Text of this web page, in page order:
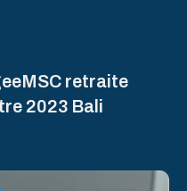
retraite
2023 Bali